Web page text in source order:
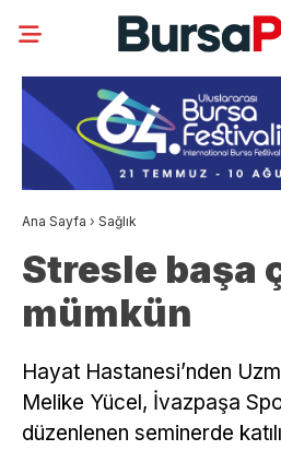
Ana Sayfa › Sağlık
Stresle başa
mümkün
Hayat Hastanesi’nden
Melike Yücel, İvazpaşa
düzenlenen seminerde